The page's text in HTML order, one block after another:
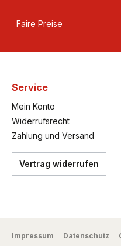
Faire Preise
Service
Mein Konto
Widerrufsrecht
Zahlung und Versand
Vertrag widerrufen
Impressum Datenschutz